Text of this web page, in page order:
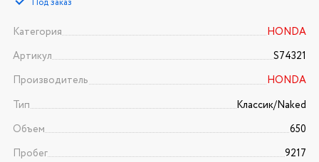
Под заказ
Категория
HONDA
Артикул
S74321
Производитель
HONDA
Тип
Классик/Naked
Объем
650
Пробег
9217